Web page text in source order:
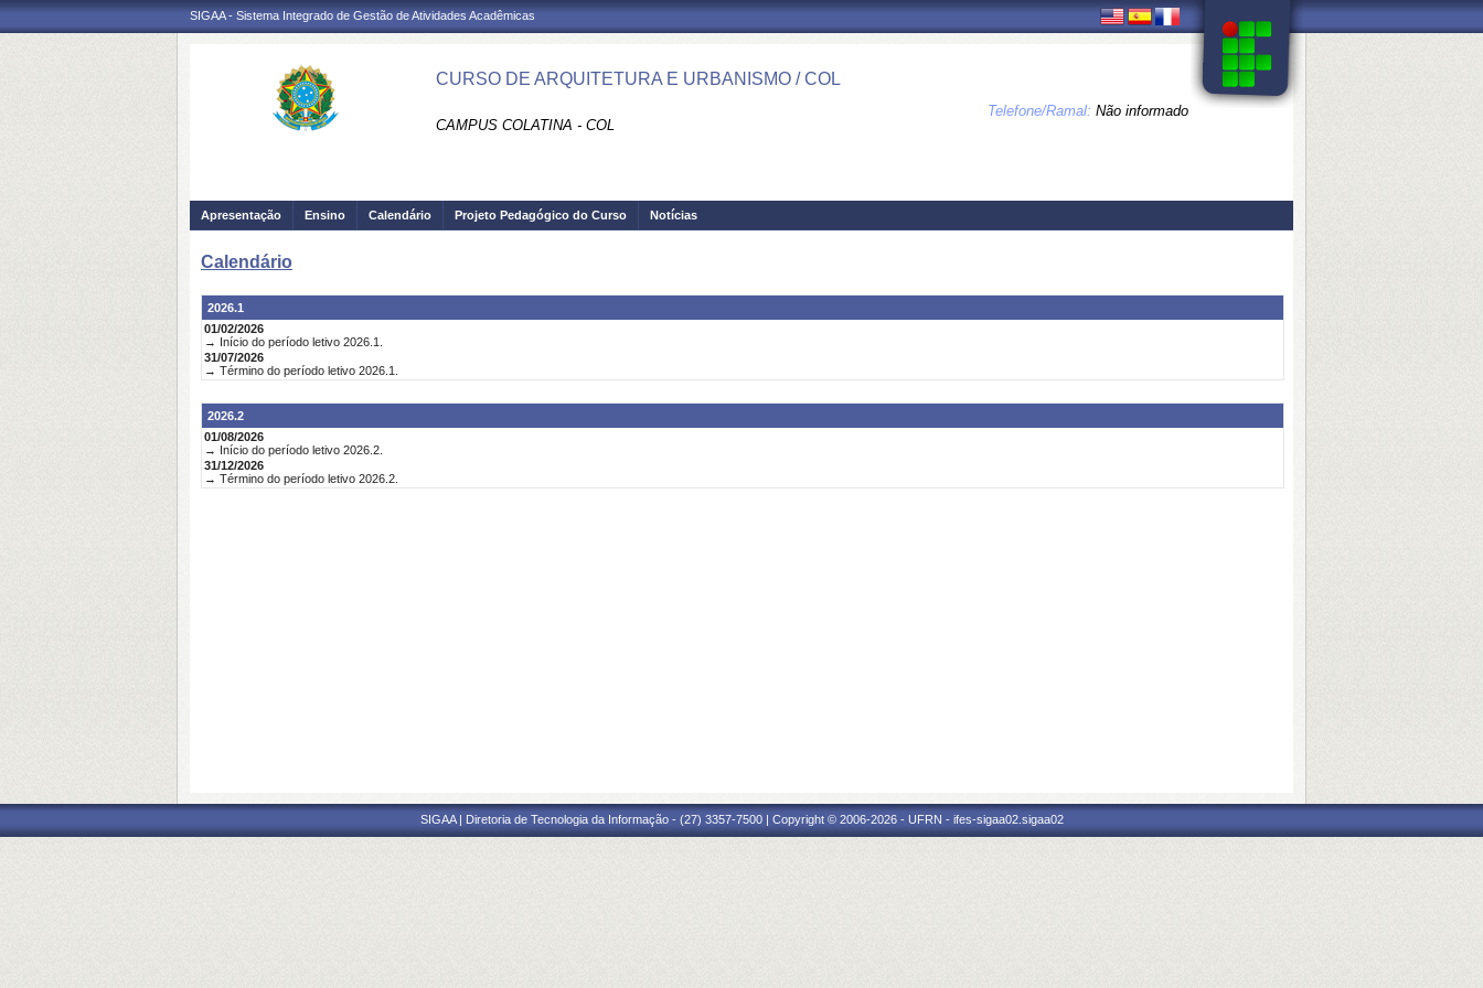
SIGAA - Sistema Integrado de Gestão de Atividades Acadêmicas
CURSO DE ARQUITETURA E URBANISMO / COL
CAMPUS COLATINA - COL
Telefone/Ramal: Não informado
Apresentação Ensino Calendário Projeto Pedagógico do Curso Notícias
Calendário
2026.1
01/02/2026
→ Início do período letivo 2026.1.
31/07/2026
→ Término do período letivo 2026.1.
2026.2
01/08/2026
→ Início do período letivo 2026.2.
31/12/2026
→ Término do período letivo 2026.2.
SIGAA | Diretoria de Tecnologia da Informação - (27) 3357-7500 | Copyright © 2006-2026 - UFRN - ifes-sigaa02.sigaa02